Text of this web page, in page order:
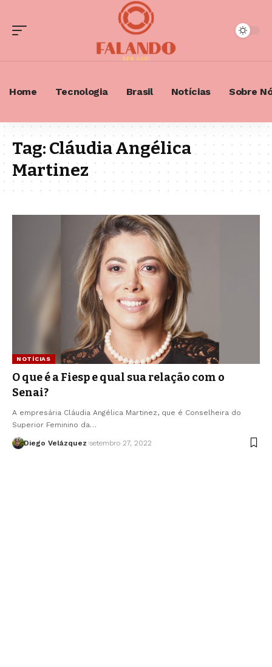
Home Tecnologia Brasil Notícias Sobre
Tag:Cláudia Angélica
Martinez
NOTÍCIAS
O que é a Fiesp e qual sua relação com o
Senai?
A empresária Cláudia Angélica Martinez, que é Conselheira do
Superior Feminino da…
Diego Velázquez setembro 27, 2022